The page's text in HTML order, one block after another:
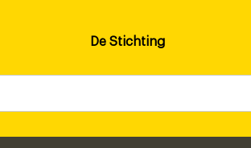
De Stichting